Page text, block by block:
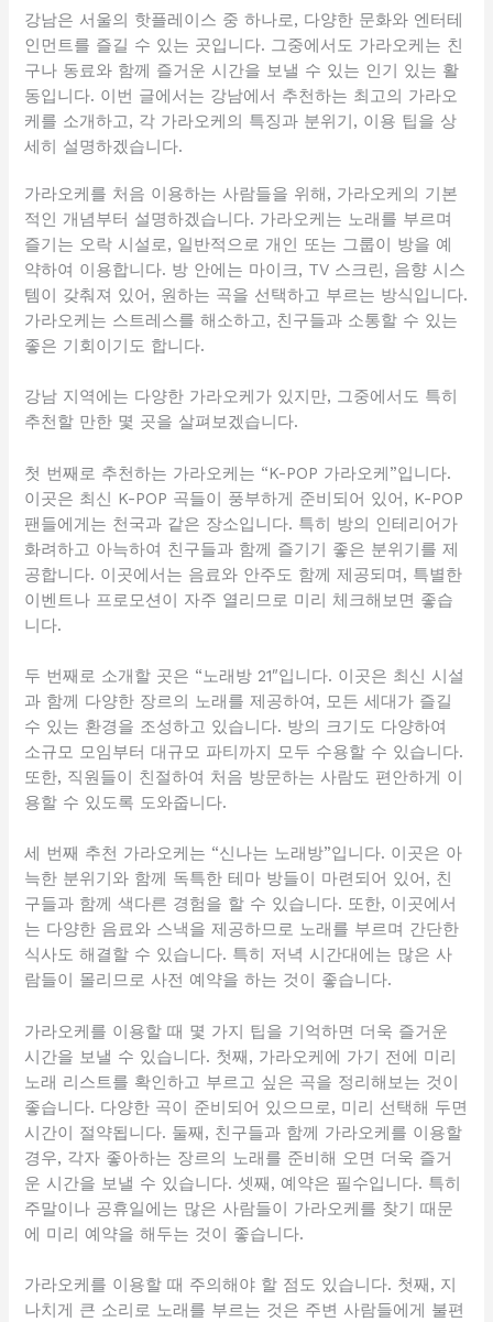
강남은 서울의 핫플레이스 중 하나로, 다양한 문화와 엔터테
인먼트를 즐길 수 있는 곳입니다. 그중에서도 가라오케는 친
구나 동료와 함께 즐거운 시간을 보낼 수 있는 인기 있는 활
동입니다. 이번 글에서는 강남에서 추천하는 최고의 가라오
케를 소개하고, 각 가라오케의 특징과 분위기, 이용 팁을 상
세히 설명하겠습니다.
가라오케를 처음 이용하는 사람들을 위해, 가라오케의 기본
적인 개념부터 설명하겠습니다. 가라오케는 노래를 부르며
즐기는 오락 시설로, 일반적으로 개인 또는 그룹이 방을 예
약하여 이용합니다. 방 안에는 마이크, TV 스크린, 음향 시스
템이 갖춰져 있어, 원하는 곡을 선택하고 부르는 방식입니다.
가라오케는 스트레스를 해소하고, 친구들과 소통할 수 있는
좋은 기회이기도 합니다.
강남 지역에는 다양한 가라오케가 있지만, 그중에서도 특히
추천할 만한 몇 곳을 살펴보겠습니다.
첫 번째로 추천하는 가라오케는 “K-POP 가라오케”입니다.
이곳은 최신 K-POP 곡들이 풍부하게 준비되어 있어, K-POP
팬들에게는 천국과 같은 장소입니다. 특히 방의 인테리어가
화려하고 아늑하여 친구들과 함께 즐기기 좋은 분위기를 제
공합니다. 이곳에서는 음료와 안주도 함께 제공되며, 특별한
이벤트나 프로모션이 자주 열리므로 미리 체크해보면 좋습
니다.
두 번째로 소개할 곳은 “노래방 21″입니다. 이곳은 최신 시설
과 함께 다양한 장르의 노래를 제공하여, 모든 세대가 즐길
수 있는 환경을 조성하고 있습니다. 방의 크기도 다양하여
소규모 모임부터 대규모 파티까지 모두 수용할 수 있습니다.
또한, 직원들이 친절하여 처음 방문하는 사람도 편안하게 이
용할 수 있도록 도와줍니다.
세 번째 추천 가라오케는 “신나는 노래방”입니다. 이곳은 아
늑한 분위기와 함께 독특한 테마 방들이 마련되어 있어, 친
구들과 함께 색다른 경험을 할 수 있습니다. 또한, 이곳에서
는 다양한 음료와 스낵을 제공하므로 노래를 부르며 간단한
식사도 해결할 수 있습니다. 특히 저녁 시간대에는 많은 사
람들이 몰리므로 사전 예약을 하는 것이 좋습니다.
가라오케를 이용할 때 몇 가지 팁을 기억하면 더욱 즐거운
시간을 보낼 수 있습니다. 첫째, 가라오케에 가기 전에 미리
노래 리스트를 확인하고 부르고 싶은 곡을 정리해보는 것이
좋습니다. 다양한 곡이 준비되어 있으므로, 미리 선택해 두면
시간이 절약됩니다. 둘째, 친구들과 함께 가라오케를 이용할
경우, 각자 좋아하는 장르의 노래를 준비해 오면 더욱 즐거
운 시간을 보낼 수 있습니다. 셋째, 예약은 필수입니다. 특히
주말이나 공휴일에는 많은 사람들이 가라오케를 찾기 때문
에 미리 예약을 해두는 것이 좋습니다.
가라오케를 이용할 때 주의해야 할 점도 있습니다. 첫째, 지
나치게 큰 소리로 노래를 부르는 것은 주변 사람들에게 불편